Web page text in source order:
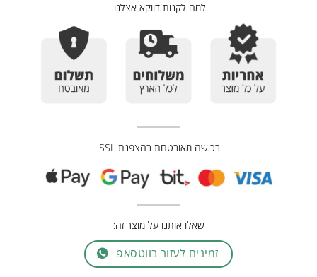
למה לקנות דווקא אצלנו:
רכישה מאובטחת בהצפנת SSL:
שאלו אותנו על מוצר זה:
זמינים לעזור בווטסאפ